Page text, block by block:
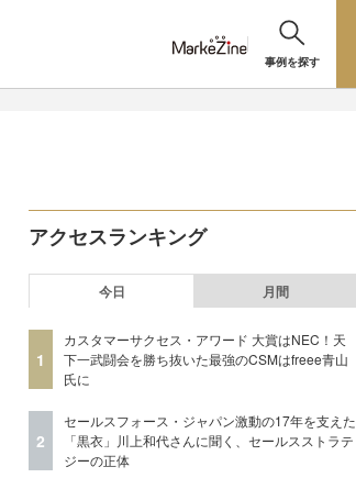
事例を探す
アクセスランキング
今日 月間
1
カスタマーサクセス・アワード 大賞はNEC！天
下一武闘会を勝ち抜いた最強のCSMはfreee青山
氏に
2
セールスフォース・ジャパン激動の17年を支えた
「黒衣」川上和代さんに聞く、セールスストラテ
ジーの正体